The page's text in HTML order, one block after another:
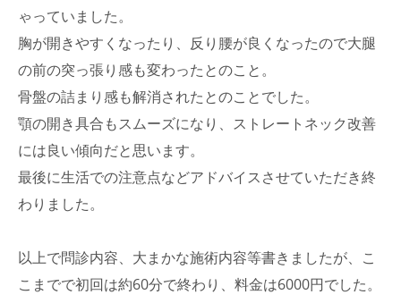
ゃっていました。
胸が開きやすくなったり、反り腰が良くなったので大腿
の前の突っ張り感も変わったとのこと。
骨盤の詰まり感も解消されたとのことでした。
顎の開き具合もスムーズになり、ストレートネック改善
には良い傾向だと思います。
最後に生活での注意点などアドバイスさせていただき終
わりました。
以上で問診内容、大まかな施術内容等書きましたが、こ
こまでで初回は約60分で終わり、料金は6000円でした。